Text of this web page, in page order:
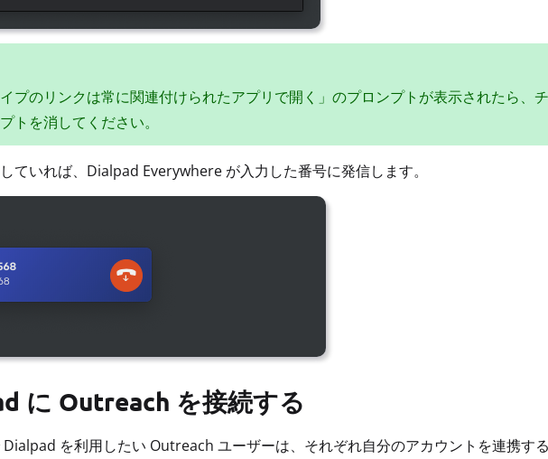
プのリンクは常に関連付けられたアプリで開く」のプロンプトが表示されたら、
トを消してください。
ていれば、Dialpad Everywhere が入力した番号に発信します。
に Outreach を接続する
を利用したい Outreach ユーザーは、それぞれ自分のアカウントを連携する